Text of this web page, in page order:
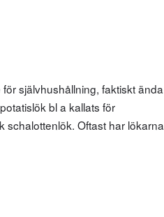
självhushållning, faktiskt ända
bl a kallats för
schalottenlök. Oftast har lökarna